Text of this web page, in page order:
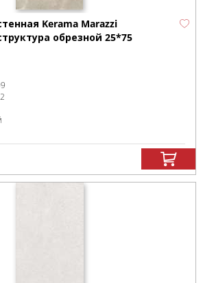
Kerama Marazzi
обрезной 25*75
2